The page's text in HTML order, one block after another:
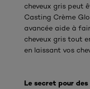
cheveux gris peut
Casting Crème
avancée aide à
cheveux gris tout
en laissant vos
Le secret pour